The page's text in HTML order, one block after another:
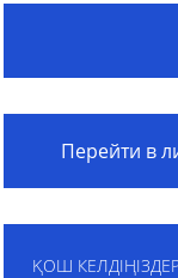
Перейти в
ҚОШ